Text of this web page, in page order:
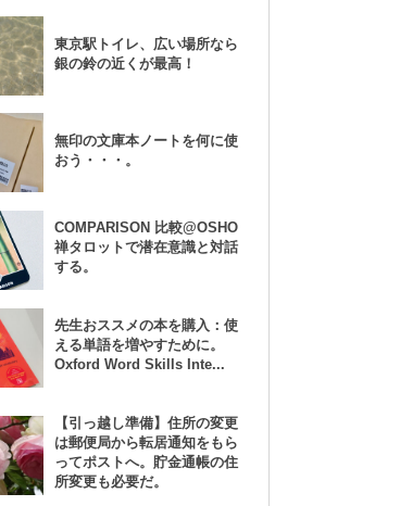
東京駅トイレ、広い場所なら
銀の鈴の近くが最高！
無印の文庫本ノートを何に使
おう・・・。
COMPARISON 比較@OSHO
禅タロットで潜在意識と対話
する。
先生おススメの本を購入：使
える単語を増やすために。
Oxford Word Skills Inte...
【引っ越し準備】住所の変更
は郵便局から転居通知をもら
ってポストへ。貯金通帳の住
所変更も必要だ。